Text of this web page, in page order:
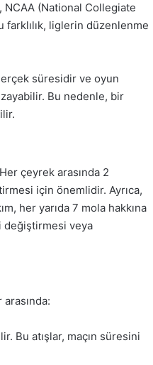
(National Collegiate
liglerin düzenlenme
süresidir ve oyun
Bu nedenle, bir
çeyrek arasında 2
için önemlidir. Ayrıca,
her yarıda 7 mola hakkına
değiştirmesi veya
Bu atışlar, maçın süresini